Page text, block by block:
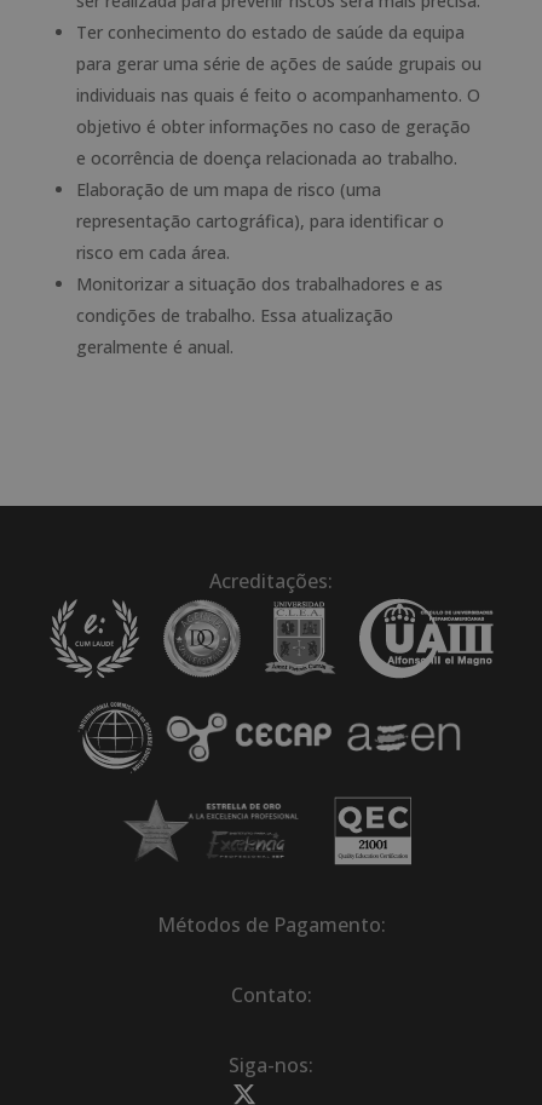
Ter conhecimento do estado de saúde da equipa
para gerar uma série de ações de saúde grupais ou
individuais nas quais é feito o acompanhamento. O
objetivo é obter informações no caso de geração
e ocorrência de doença relacionada ao trabalho.
Elaboração de um mapa de risco (uma
representação cartográfica), para identificar o
risco em cada área.
Monitorizar a situação dos trabalhadores e as
condições de trabalho. Essa atualização
geralmente é anual.
Acreditações:
Métodos de Pagamento:
Contato:
Siga-nos: